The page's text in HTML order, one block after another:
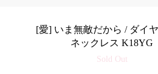
[愛] いま無敵だから / ダイ
ネックレス K18YG
Sold Out